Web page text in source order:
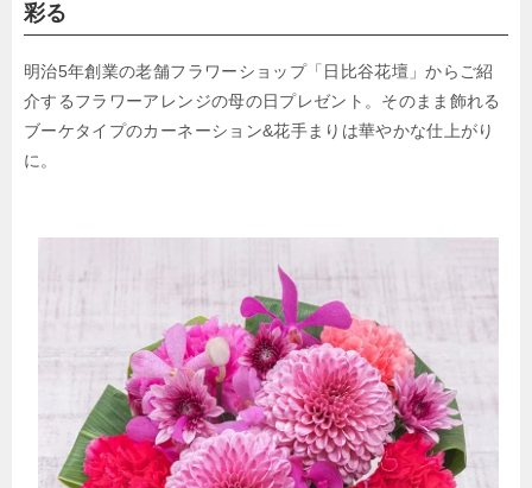
彩る
明治5年創業の老舗フラワーショップ「日比谷花壇」からご紹
介するフラワーアレンジの母の日プレゼント。そのまま飾れる
ブーケタイプのカーネーション&花手まりは華やかな仕上がり
に。